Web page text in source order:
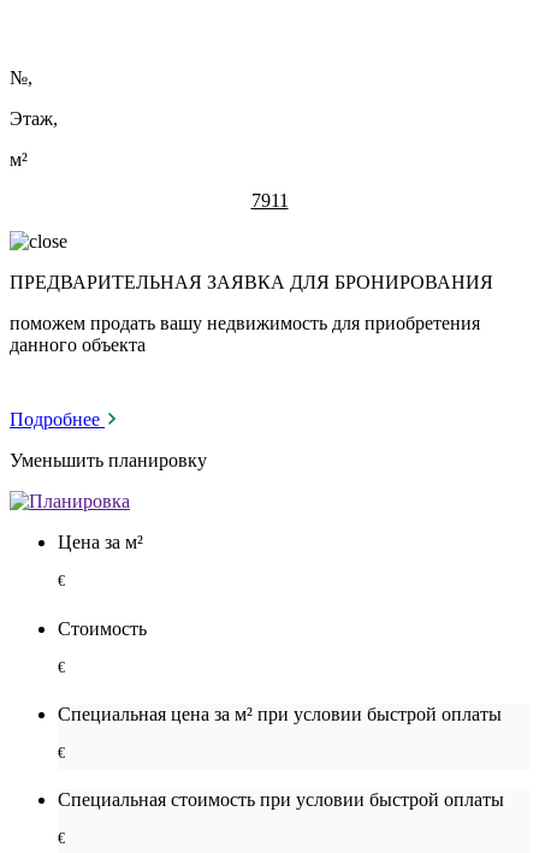
№,
Этаж,
м²
7911
ПРЕДВАРИТЕЛЬНАЯ ЗАЯВКА ДЛЯ БРОНИРОВАНИЯ
поможем продать вашу недвижимость для приобретения
данного объекта
Подробнее
Уменьшить планировку
Цена за м²
€
Стоимость
€
Специальная цена за м² при условии быстрой оплаты
€
Специальная cтоимость при условии быстрой оплаты
€